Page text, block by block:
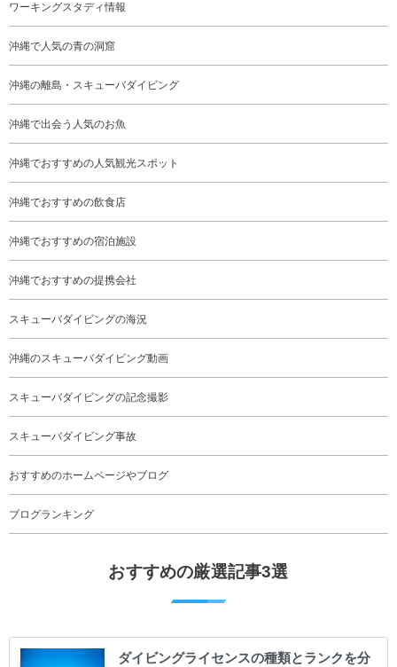
ワーキングスタディ情報
沖縄で人気の青の洞窟
沖縄の離島・スキューバダイビング
沖縄で出会う人気のお魚
沖縄でおすすめの人気観光スポット
沖縄でおすすめの飲食店
沖縄でおすすめの宿泊施設
沖縄でおすすめの提携会社
スキューバダイビングの海況
沖縄のスキューバダイビング動画
スキューバダイビングの記念撮影
スキューバダイビング事故
おすすめのホームページやブログ
ブログランキング
おすすめの厳選記事3選
ダイビングライセンスの種類とランクを分